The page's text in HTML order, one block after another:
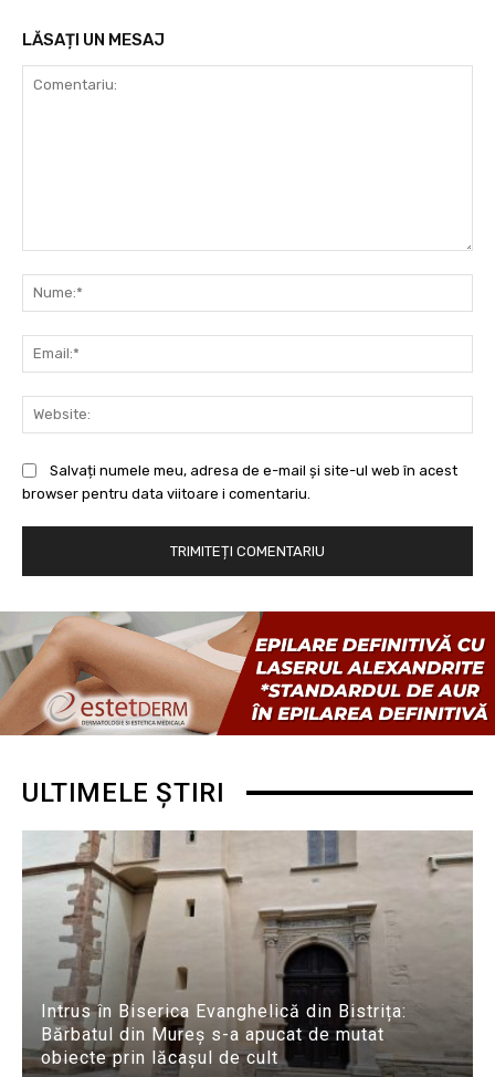
LĂSAȚI UN MESAJ
Salvați numele meu, adresa de e-mail și site-ul web în acest
browser pentru data viitoare i comentariu.
ULTIMELE ȘTIRI
Intrus în Biserica Evanghelică din Bistrița:
Bărbatul din Mureș s-a apucat de mutat
obiecte prin lăcașul de cult